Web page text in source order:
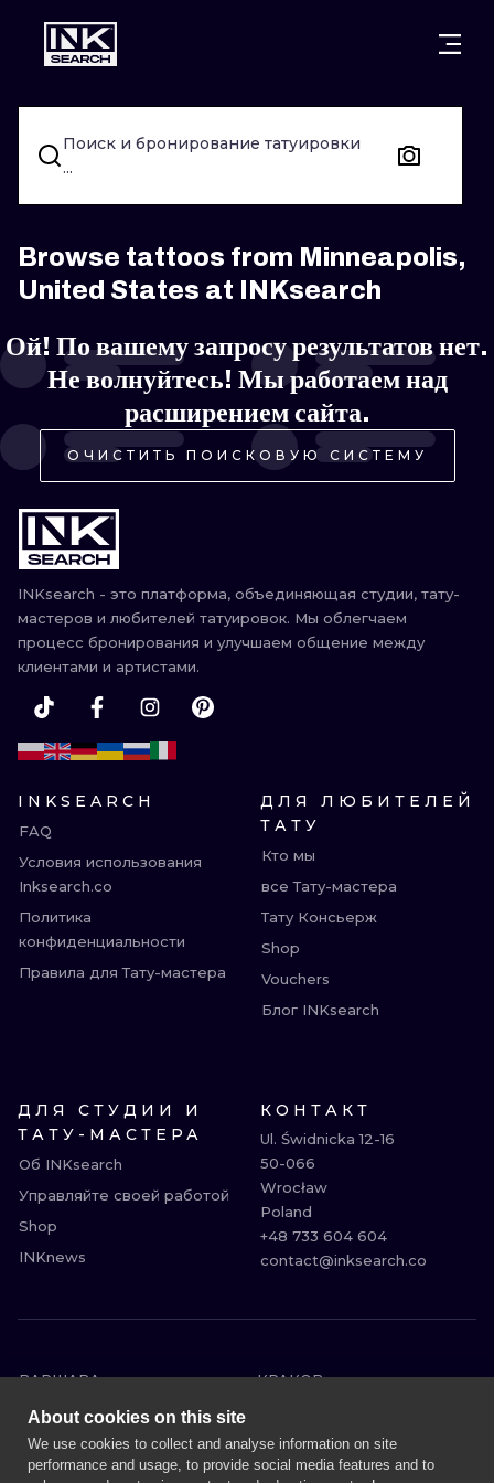
ГОРОДА ВАРШАВА
КРАКОВ ВРОЦЛАВ
БЕРЛИН ЛОНДОН
ГЕЙДЕЛЬБЕРГ ЭДИНБУРГ
МАНЧЕСТЕР АМСТЕРДАМ
ПРАГА ВЕНА
АФИНЫ БУДАПЕШТ
СТИЛИ
НАДПИСИ
НЬЮСКУЛ
ТРАЙБЛ
ЯПОНСКИЙ
Поиск и бронирование татуировки
...
Browse tattoos from Minneapolis,
United States at INKsearch
Ой! По вашему запросу результатов нет.
Не волнуйтесь! Мы работаем над
расширением сайта.
ОЧИСТИТЬ ПОИСКОВУЮ СИСТЕМУ
INKsearch - это платформа, объединяющая студии, тату-
мастеров и любителей татуировок. Мы облегчаем
процесс бронирования и улучшаем общение между
клиентами и артистами.
INKSEARCH
FAQ
Условия использования
Inksearch.co
Политика
конфиденциальности
Правила для Тату-мастера
ДЛЯ ЛЮБИТЕЛЕЙ
ТАТУ
Кто мы
все Тату-мастера
Тату Консьерж
Shop
Vouchers
Блог INKsearch
ДЛЯ СТУДИИ И
ТАТУ-МАСТЕРА
Об INKsearch
Управляйте своей работой
Shop
INKnews
КОНТАКТ
Ul. Świdnicka 12-16
50-066
Wrocław
Poland
+48 733 604 604
contact@inksearch.co
ВАРШАВА
КРАКОВ
ВРОЦЛАВ
ЛОНДОН
ГЕЙДЕЛЬБЕРГ
ЭДИНБУРГ
МАНЧЕСТЕР
About cookies on this site
We use cookies to collect and analyse information on site
performance and usage, to provide social media features and to